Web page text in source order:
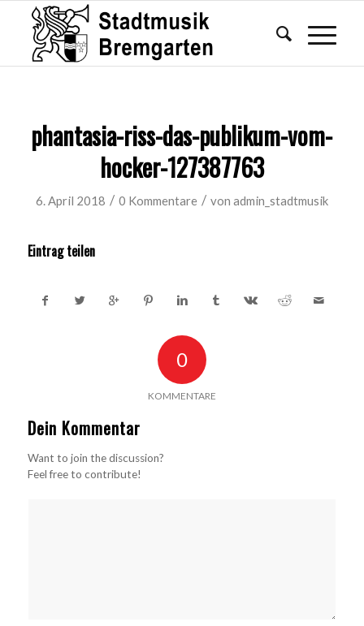
phantasia-riss-das-publikum-vom-
hocker-127387763
6. April 2018 / 0 Kommentare / von admin_stadtmusik
Eintrag teilen
0
KOMMENTARE
Dein Kommentar
Want to join the discussion?
Feel free to contribute!